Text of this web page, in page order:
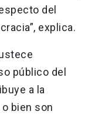
del
explica.
público del
a la
bien son